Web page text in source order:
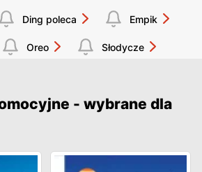
Ding poleca Empik
Oreo Słodycze
- wybrane dla